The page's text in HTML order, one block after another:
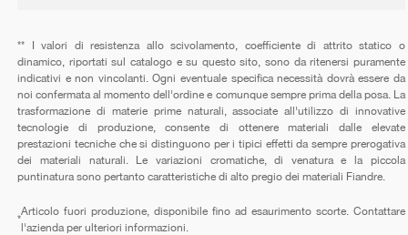
** I valori di resistenza allo scivolamento, coefficiente di attrito statico o
dinamico, riportati sul catalogo e su questo sito, sono da ritenersi puramente
indicativi e non vincolanti. Ogni eventuale specifica necessità dovrà essere da
noi confermata al momento dell'ordine e comunque sempre prima della posa. La
trasformazione di materie prime naturali, associate all'utilizzo di innovative
tecnologie di produzione, consente di ottenere materiali dalle elevate
prestazioni tecniche che si distinguono per i tipici effetti da sempre prerogativa
dei materiali naturali. Le variazioni cromatiche, di venatura e la piccola
puntinatura sono pertanto caratteristiche di alto pregio dei materiali Fiandre.
*
Articolo fuori produzione, disponibile fino ad esaurimento scorte. Contattare
l'azienda per ulteriori informazioni.